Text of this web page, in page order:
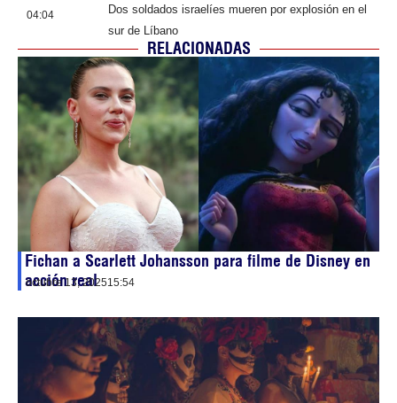
04:04
Dos soldados israelíes mueren por explosión en el
sur de Líbano
RELACIONADAS
Fichan a Scarlett Johansson para filme de Disney en
acción real
octubre 13, 202515:54